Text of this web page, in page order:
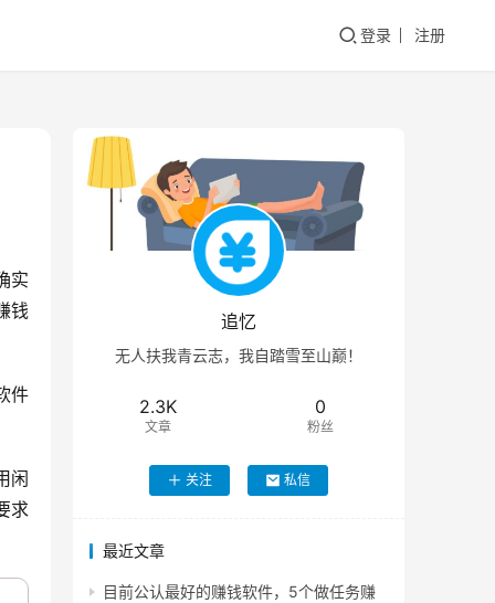
登录 注册
实
钱
件
闲
求
追忆
无人扶我青云志，我自踏雪至山巅！
2.3K
文章
0
粉丝
关注 私信
最近文章
目前公认最好的赚钱软件，5个做任务赚